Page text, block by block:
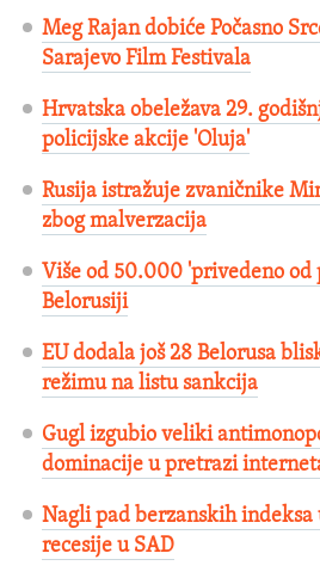
Meg Rajan dobiće Počasno
Sarajevo Film Festivala
Hrvatska obeležava 29.
policijske akcije 'Oluja'
Rusija istražuje zvaničnike
zbog malverzacija
Više od 50.000 'privedeno od
Belorusiji
EU dodala još 28 Belorusa
režimu na listu sankcija
Gugl izgubio veliki
dominacije u pretrazi
Nagli pad berzanskih indeksa
recesije u SAD